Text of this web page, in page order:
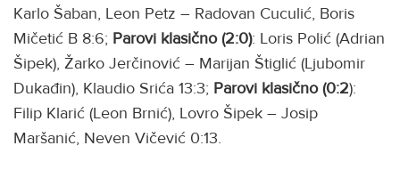
Karlo Šaban, Leon Petz – Radovan Cuculić, Boris
Mičetić B 8:6; Parovi klasično (2:0): Loris Polić (Adrian
Šipek), Žarko Jerčinović – Marijan Štiglić (Ljubomir
Dukađin), Klaudio Srića 13:3; Parovi klasično (0:2):
Filip Klarić (Leon Brnić), Lovro Šipek – Josip
Maršanić, Neven Vičević 0:13.